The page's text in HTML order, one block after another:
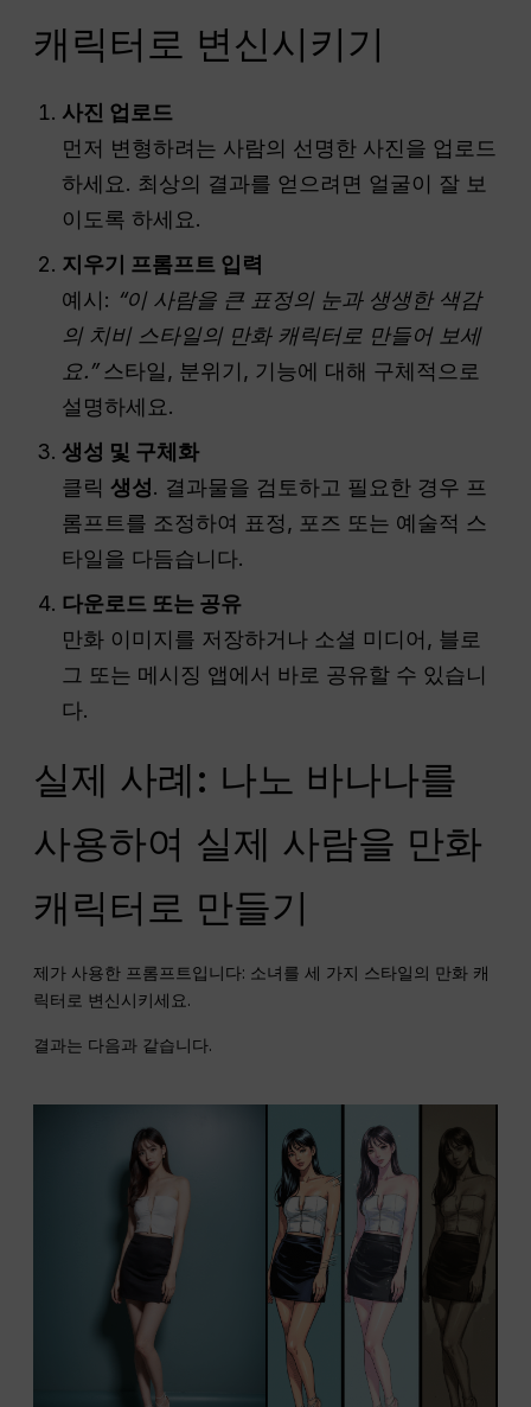
캐릭터로 변신시키기
사진 업로드
먼저 변형하려는 사람의 선명한 사진을 업로드
하세요. 최상의 결과를 얻으려면 얼굴이 잘 보
이도록 하세요.
지우기 프롬프트 입력
예시: “이 사람을 큰 표정의 눈과 생생한 색감
의 치비 스타일의 만화 캐릭터로 만들어 보세
요.”스타일, 분위기, 기능에 대해 구체적으로
설명하세요.
생성 및 구체화
클릭생성. 결과물을 검토하고 필요한 경우 프
롬프트를 조정하여 표정, 포즈 또는 예술적 스
타일을 다듬습니다.
다운로드 또는 공유
만화 이미지를 저장하거나 소셜 미디어, 블로
그 또는 메시징 앱에서 바로 공유할 수 있습니
다.
실제 사례: 나노 바나나를
사용하여 실제 사람을 만화
캐릭터로 만들기
제가 사용한 프롬프트입니다: 소녀를 세 가지 스타일의 만화 캐
릭터로 변신시키세요.
결과는 다음과 같습니다.